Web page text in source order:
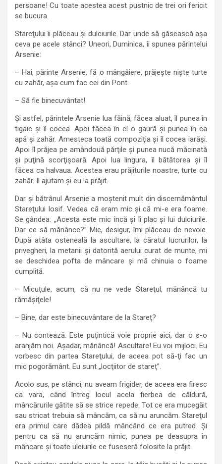
persoane! Cu toate acestea acest pustnic de trei ori fericit
se bucura.
Stareţului îi plăceau şi dulciurile. Dar unde să găsească aşa
ceva pe acele stânci? Uneori, Duminica, îi spunea părintelui
Arsenie:
– Hai, părinte Arsenie, fă o mângâiere, prăjeşte nişte turte
cu zahăr, aşa cum fac cei din Pont.
– Să fie binecuvântat!
Şi astfel, părintele Arsenie lua făină, făcea aluat, îl punea în
tigaie şi îl cocea. Apoi făcea în el o gaură şi punea în ea
apă şi zahăr. Amesteca toată compoziţia şi îl cocea iarăşi.
Apoi îl prăjea pe amândouă părţile şi punea nucă măcinată
şi puţină scorţişoară. Apoi lua lingura, îl bătătorea şi îl
făcea ca halvaua. Acestea erau prăjiturile noastre, turte cu
zahăr. Il ajutam şi eu la prăjit.
Dar şi bătrânul Arsenie a moştenit mult din discernământul
Stareţului Iosif. Vedea că eram mic şi că mi-e era foame.
Se gândea: „Acesta este mic încă şi îi plac şi lui dulciurile.
Dar ce să mănânce?” Mie, desigur, îmi plăceau de nevoie.
După atâta osteneală la ascultare, la căratul lucrurilor, la
privegheri, la metanii şi datorită aerului curat de munte, mi
se deschidea pofta de mâncare şi mă chinuia o foame
cumplită.
– Micuţule, acum, că nu ne vede Stareţul, mănâncă tu
rămăşiţele!
– Bine, dar este binecuvântare de la Stareţ?
– Nu contează. Este puţintică voie proprie aici, dar o s-o
aranjăm noi. Aşadar, mănâncă! Ascultare! Eu voi mijloci. Eu
vorbesc din partea Stareţului, de aceea pot să-ţi fac un
mic pogorământ. Eu sunt „locţiitor de stareţ”.
Acolo sus, pe stânci, nu aveam frigider, de aceea era firesc
ca vara, când întreg locul acela fierbea de căldură,
mâncărurile gătite să se strice repede. Tot ce era mucegăit
sau stricat trebuia să mâncăm, ca să nu aruncăm. Stareţul
era primul care dădea pildă mâncând ce era putred. Şi
pentru ca să nu aruncăm nimic, punea pe deasupra în
mâncare şi toate uleiurile ce fuseseră folosite la prăjit.